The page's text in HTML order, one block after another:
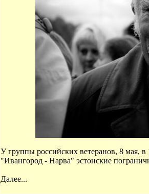
У группы российских ветеранов, 8 мая,
"Ивангород - Нарва" эстонские
Далее...